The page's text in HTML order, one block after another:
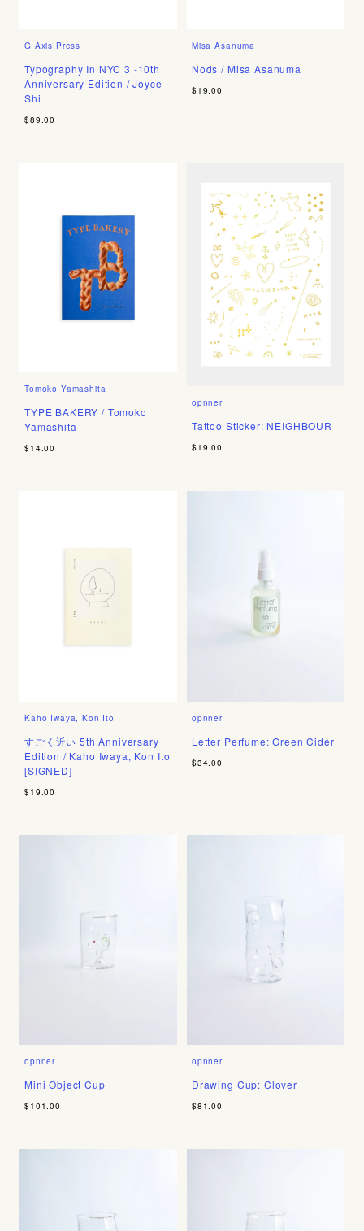
G Axis Press
Typography In NYC 3 -10th
Anniversary Edition / Joyce
Shi
$89.00
Misa Asanuma
Nods / Misa Asanuma
$19.00
Tomoko Yamashita
TYPE BAKERY / Tomoko
Yamashita
$14.00
opnner
Tattoo Sticker: NEIGHBOUR
$19.00
Kaho Iwaya, Kon Ito
すごく近い 5th Anniversary
Edition / Kaho Iwaya, Kon Ito
[SIGNED]
$19.00
opnner
Letter Perfume: Green Cider
$34.00
opnner
Mini Object Cup
$101.00
opnner
Drawing Cup: Clover
$81.00